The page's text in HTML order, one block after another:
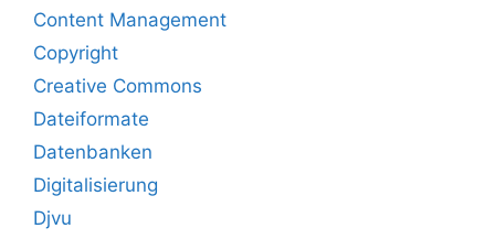
Content Management
Copyright
Creative Commons
Dateiformate
Datenbanken
Digitalisierung
Djvu